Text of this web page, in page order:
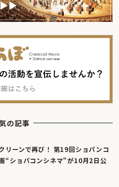
の記事
リーンで再び！ 第19回ショパンコ
“ショパコンシネマ”が10月2日公